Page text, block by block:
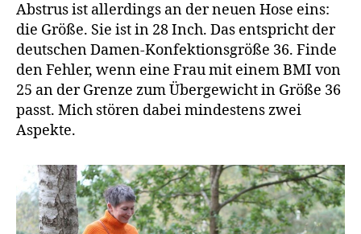
Abstrus ist allerdings an der neuen Hose eins:
die Größe. Sie ist in 28 Inch. Das entspricht der
deutschen Damen-Konfektionsgröße 36. Finde
den Fehler, wenn eine Frau mit einem BMI von
25 an der Grenze zum Übergewicht in Größe 36
passt. Mich stören dabei mindestens zwei
Aspekte.